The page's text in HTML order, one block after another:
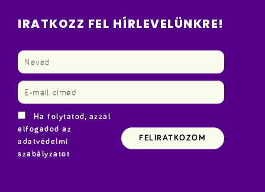
IRATKOZZ FEL HÍRLEVELÜNKRE!
Ha folytatod, azzal
elfogadod az
adatvédelmi
szabályzatot